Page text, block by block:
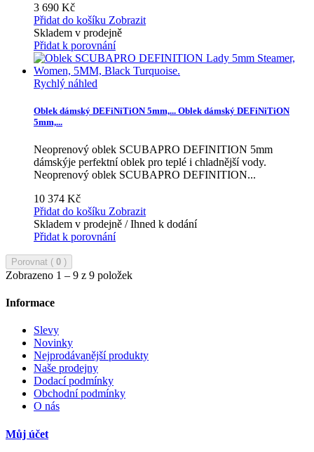
3 690 Kč
Přidat do košíku Zobrazit
Skladem v prodejně
Přidat k porovnání
Rychlý náhled
Oblek dámský DEFiNiTiON 5mm,... Oblek dámský DEFiNiTiON
5mm,...
Neoprenový oblek SCUBAPRO DEFINITION 5mm
dámskýje perfektní oblek pro teplé i chladnější vody.
Neoprenový oblek SCUBAPRO DEFINITION...
10 374 Kč
Přidat do košíku Zobrazit
Skladem v prodejně / Ihned k dodání
Přidat k porovnání
Porovnat ( 0 )
Zobrazeno 1 – 9 z 9 položek
Informace
Slevy
Novinky
Nejprodávanější produkty
Naše prodejny
Dodací podmínky
Obchodní podmínky
O nás
Můj účet